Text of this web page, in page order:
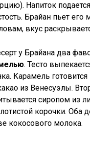
Напиток
Брайан пьет
вкус
у Брайана два
. Тесто
Карамель
из Венесуэлы.
сиропом из
корочки. Оба
кокосового молока.